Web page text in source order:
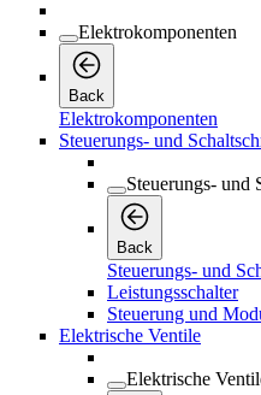
Elektrokomponenten
Back
Elektrokomponenten
Steuerungs- und
Steuerungs- und
Back
Steuerungs- und
Leistungsschalter
Steuerung und
Elektrische Ventile
Elektrische